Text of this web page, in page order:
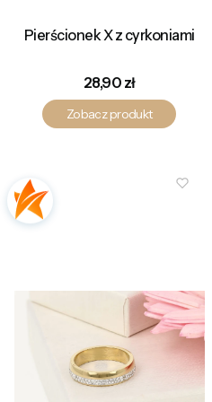
Pierścionek X z cyrkoniami
Cena
28,90 zł
Zobacz produkt